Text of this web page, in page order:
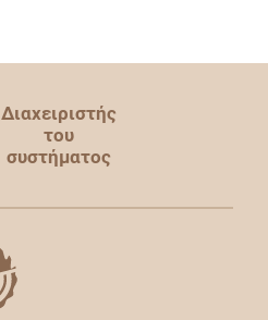
Διαχειριστής
του
συστήματος